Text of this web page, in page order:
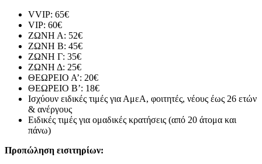
VVIP: 65€
VIP: 60€
ΖΩΝΗ Α: 52€
ΖΩΝΗ Β: 45€
ΖΩΝΗ Γ: 35€
ΖΩΝΗ Δ: 25€
ΘΕΩΡΕΙΟ Α’: 20€
ΘΕΩΡΕΙΟ Β’: 18€
Ισχύουν ειδικές τιμές για ΑμεΑ, φοιτητές, νέους έως 26 ετών
& ανέργους
Ειδικές τιμές για ομαδικές κρατήσεις (από 20 άτομα και
πάνω)
Προπώληση εισιτηρίων: